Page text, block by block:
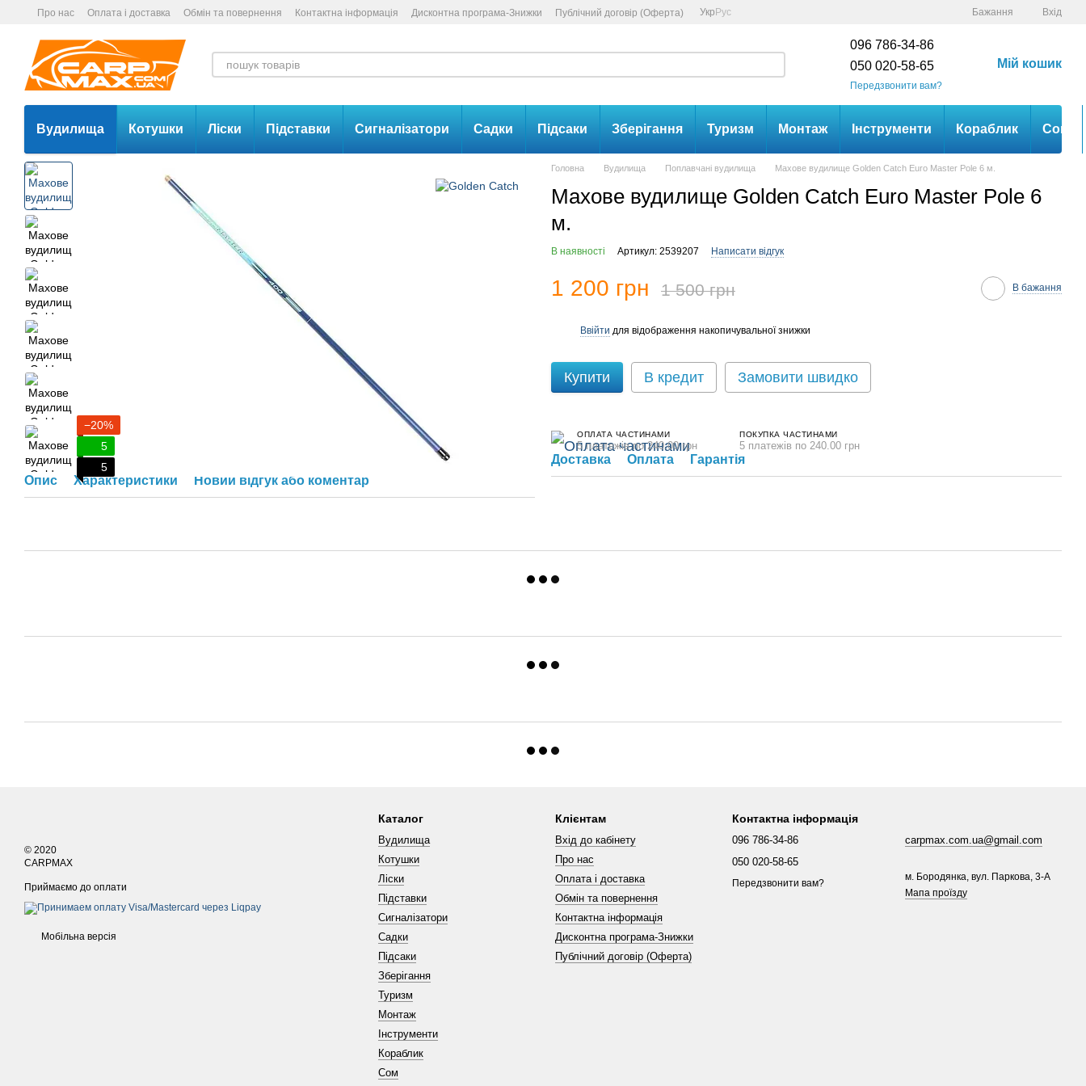
Перейти до основного контенту
Про нас Оплата і доставка Обмін та повернення Контактна інформація Дисконтна програма-Знижки Публічний договір (Оферта) Укр Рус Бажання Вхід
096 786-34-86
050 020-58-65
Передзвонити вам?
Мій кошик
Вудилища Котушки Ліски Підставки Сигналізатори Садки Підсаки Зберігання Туризм Монтаж Інструменти Кораблик Сом
−20%
5
5
Опис Характеристики Новий відгук або коментар
Головна Вудилища Поплавчані вудилища Махове вудилище Golden Catch Euro Master Pole 6 м.
Махове вудилище Golden Catch Euro Master Pole 6
м.
В наявності Артикул: 2539207 Написати відгук
1 200 грн 1 500 грн В бажання
Ввійти для відображення накопичувальної знижки
Купити В кредит Замовити швидко
ОПЛАТА ЧАСТИНАМИ
5 платежів по 240.00 грн
ПОКУПКА ЧАСТИНАМИ
5 платежів по 240.00 грн
Доставка Оплата Гарантія
© 2020
CARPMAX
Приймаємо до оплати
Мобільна версія
Каталог
Вудилища
Котушки
Ліски
Підставки
Сигналізатори
Садки
Підсаки
Зберігання
Туризм
Монтаж
Інструменти
Кораблик
Сом
Клієнтам
Вхід до кабінету
Про нас
Оплата і доставка
Обмін та повернення
Контактна інформація
Дисконтна програма-Знижки
Публічний договір (Оферта)
Контактна інформація
096 786-34-86
050 020-58-65
Передзвонити вам?
carpmax.com.ua@gmail.com
м. Бородянка, вул. Паркова, 3-A
Мапа проїзду